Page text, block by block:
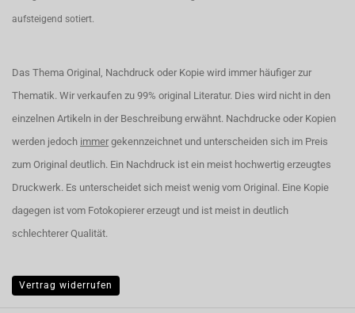
aufsteigend sotiert.
Das Thema Original, Nachdruck oder Kopie wird immer häufiger zur
Thematik. Wir verkaufen zu 99% original Literatur. Dies wird nicht in den
einzelnen Artikeln in der Beschreibung erwähnt. Nachdrucke oder Kopien
werden jedoch immer gekennzeichnet und unterscheiden sich im Preis
zum Original deutlich. Ein Nachdruck ist ein meist hochwertig erzeugtes
Druckwerk. Es unterscheidet sich meist wenig vom Original. Eine Kopie
dagegen ist vom Fotokopierer erzeugt und ist meist in deutlich
schlechterer Qualität.
Vertrag widerrufen